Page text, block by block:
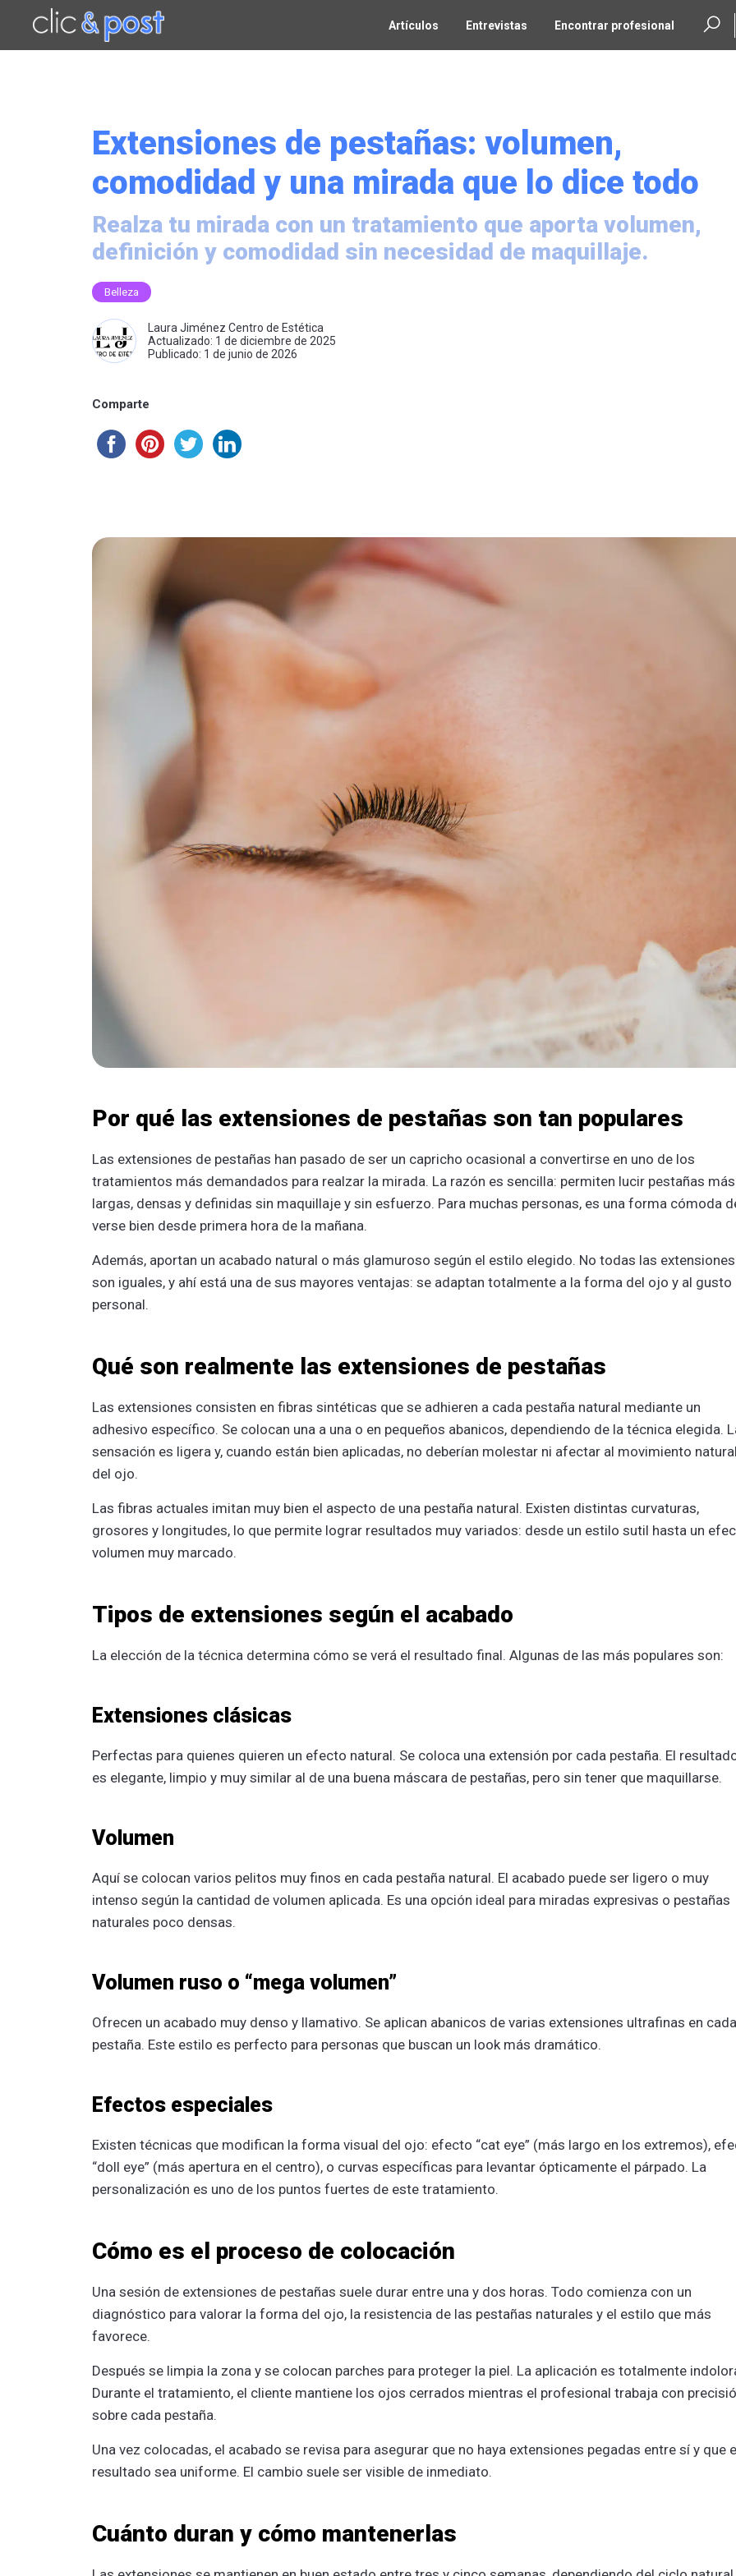
Artículos Entrevistas Encontrar profesional
Extensiones de pestañas: volumen,
comodidad y una mirada que lo dice todo
Realza tu mirada con un tratamiento que aporta volumen,
definición y comodidad sin necesidad de maquillaje.
Belleza
Laura Jiménez Centro de Estética
Actualizado: 1 de diciembre de 2025
Publicado: 1 de junio de 2026
Comparte
Por qué las extensiones de pestañas son tan populares
Las extensiones de pestañas han pasado de ser un capricho ocasional a convertirse en uno de los
tratamientos más demandados para realzar la mirada. La razón es sencilla: permiten lucir pestañas más
largas, densas y definidas sin maquillaje y sin esfuerzo. Para muchas personas, es una forma cómoda
verse bien desde primera hora de la mañana.
Además, aportan un acabado natural o más glamuroso según el estilo elegido. No todas las extensiones
son iguales, y ahí está una de sus mayores ventajas: se adaptan totalmente a la forma del ojo y al gusto
personal.
Qué son realmente las extensiones de pestañas
Las extensiones consisten en fibras sintéticas que se adhieren a cada pestaña natural mediante un
adhesivo específico. Se colocan una a una o en pequeños abanicos, dependiendo de la técnica elegida.
sensación es ligera y, cuando están bien aplicadas, no deberían molestar ni afectar al movimiento natural
del ojo.
Las fibras actuales imitan muy bien el aspecto de una pestaña natural. Existen distintas curvaturas,
grosores y longitudes, lo que permite lograr resultados muy variados: desde un estilo sutil hasta un
volumen muy marcado.
Tipos de extensiones según el acabado
La elección de la técnica determina cómo se verá el resultado final. Algunas de las más populares son:
Extensiones clásicas
Perfectas para quienes quieren un efecto natural. Se coloca una extensión por cada pestaña. El
es elegante, limpio y muy similar al de una buena máscara de pestañas, pero sin tener que maquillarse.
Volumen
Aquí se colocan varios pelitos muy finos en cada pestaña natural. El acabado puede ser ligero o muy
intenso según la cantidad de volumen aplicada. Es una opción ideal para miradas expresivas o pestañas
naturales poco densas.
Volumen ruso o “mega volumen”
Ofrecen un acabado muy denso y llamativo. Se aplican abanicos de varias extensiones ultrafinas en cada
pestaña. Este estilo es perfecto para personas que buscan un look más dramático.
Efectos especiales
Existen técnicas que modifican la forma visual del ojo: efecto “cat eye” (más largo en los extremos),
“doll eye” (más apertura en el centro), o curvas específicas para levantar ópticamente el párpado. La
personalización es uno de los puntos fuertes de este tratamiento.
Cómo es el proceso de colocación
Una sesión de extensiones de pestañas suele durar entre una y dos horas. Todo comienza con un
diagnóstico para valorar la forma del ojo, la resistencia de las pestañas naturales y el estilo que más
favorece.
Después se limpia la zona y se colocan parches para proteger la piel. La aplicación es totalmente
Durante el tratamiento, el cliente mantiene los ojos cerrados mientras el profesional trabaja con
sobre cada pestaña.
Una vez colocadas, el acabado se revisa para asegurar que no haya extensiones pegadas entre sí y que
resultado sea uniforme. El cambio suele ser visible de inmediato.
Cuánto duran y cómo mantenerlas